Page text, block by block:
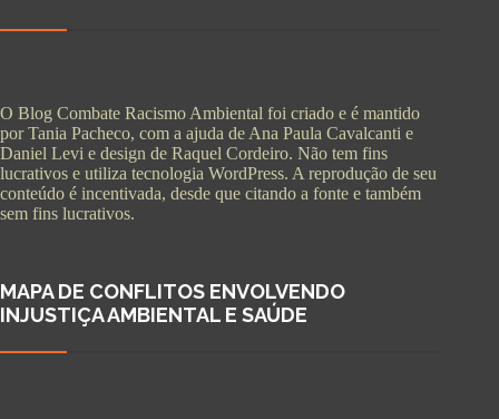
O Blog Combate Racismo Ambiental foi criado e é mantido
por Tania Pacheco, com a ajuda de Ana Paula Cavalcanti e
Daniel Levi e design de Raquel Cordeiro. Não tem fins
lucrativos e utiliza tecnologia WordPress. A reprodução de seu
conteúdo é incentivada, desde que citando a fonte e também
sem fins lucrativos.
MAPA DE CONFLITOS ENVOLVENDO
INJUSTIÇA AMBIENTAL E SAÚDE